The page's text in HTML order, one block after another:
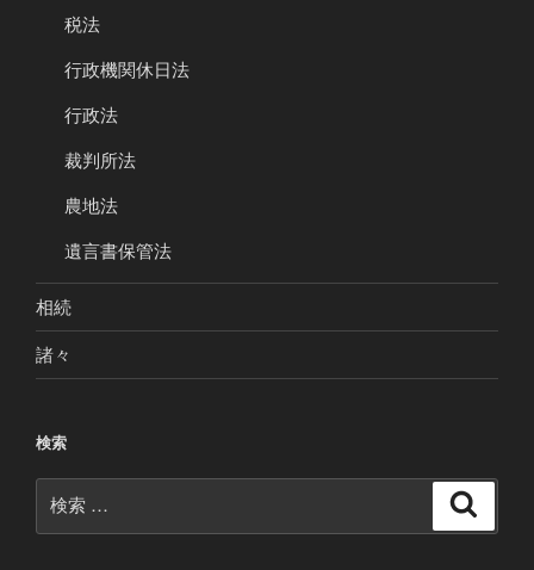
税法
行政機関休日法
行政法
裁判所法
農地法
遺言書保管法
相続
諸々
検索
索: